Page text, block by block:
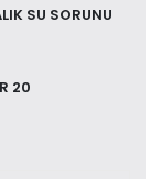
SU SORUNU
20